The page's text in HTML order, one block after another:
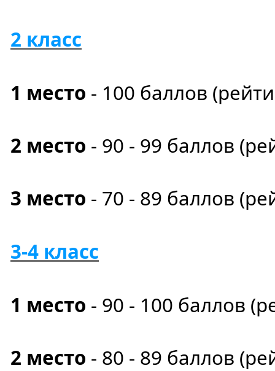
2 класс
1 место - 100 баллов
2 место - 90 - 99 баллов
3 место - 70 - 89 баллов
3-4 класс
1 место - 90 - 100 баллов
2 место - 80 - 89 баллов